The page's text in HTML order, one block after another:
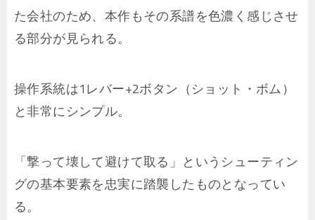
た会社のため、本作もその系譜を色濃く感じさせ
る部分が見られる。
操作系統は1レバー+2ボタン（ショット・ボム）
と非常にシンプル。
「撃って壊して避けて取る」というシューティン
グの基本要素を忠実に踏襲したものとなってい
る。